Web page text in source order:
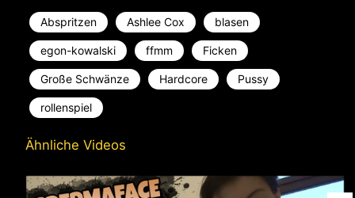
Abspritzen Ashlee Cox blasen
egon-kowalski ffmm Ficken
Große Schwänze Hardcore Pussy
rollenspiel
Ähnliche Videos